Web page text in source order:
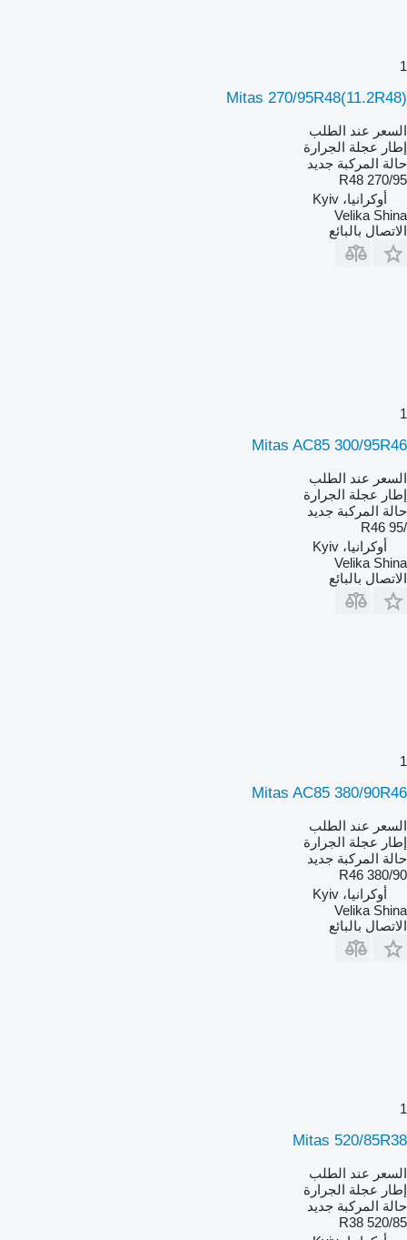
1
Mitas 270/95R48(11.2R48)
السعر عند الطلب
إطار عجلة الجرارة
حالة المركبة جديد
270/95 R48
أوكرانيا، Kyiv
Velika Shina
الاتصال بالبائع
1
Mitas AC85 300/95R46
السعر عند الطلب
إطار عجلة الجرارة
حالة المركبة جديد
/95 R46
أوكرانيا، Kyiv
Velika Shina
الاتصال بالبائع
1
Mitas AC85 380/90R46
السعر عند الطلب
إطار عجلة الجرارة
حالة المركبة جديد
380/90 R46
أوكرانيا، Kyiv
Velika Shina
الاتصال بالبائع
1
Mitas 520/85R38
السعر عند الطلب
إطار عجلة الجرارة
حالة المركبة جديد
520/85 R38